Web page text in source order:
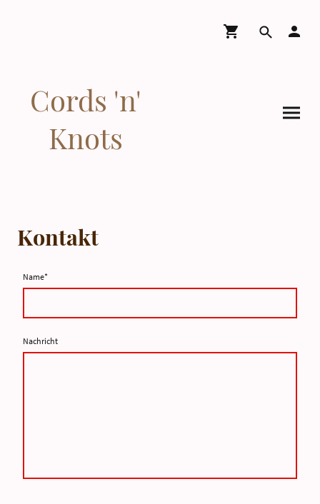
Cords 'n'
Knots
Kontakt
Name*
Nachricht